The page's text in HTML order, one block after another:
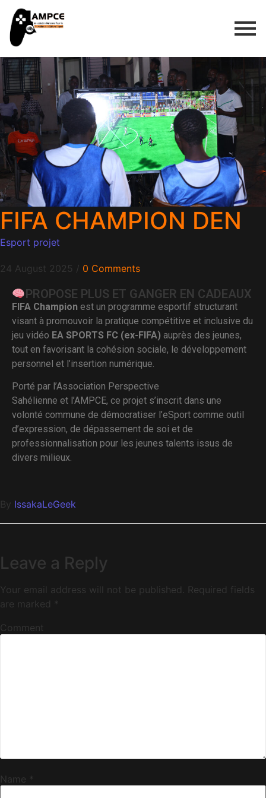
FIFA CHAMPION DEN
Esport projet
24 August 2025 / 0 Comments
PROPOSE PLUS ET GANGER EN CADEAUX
FIFA Champion est un programme esportif structurant
visant à promouvoir la pratique compétitive et inclusive du
jeu vidéo EA SPORTS FC (ex-FIFA) auprès des jeunes,
tout en favorisant la cohésion sociale, le développement
personnel et l’insertion numérique.
Porté par l’Association Perspective
Sahélienne et l’AMPCE, ce projet s’inscrit dans une
volonté commune de démocratiser l’eSport comme outil
d’expression, de dépassement de soi et de
professionnalisation pour les jeunes talents issus de
divers milieux.
By IssakaLeGeek
Leave a Reply
Your email address will not be published. Required fields
are marked *
Comment
Name *